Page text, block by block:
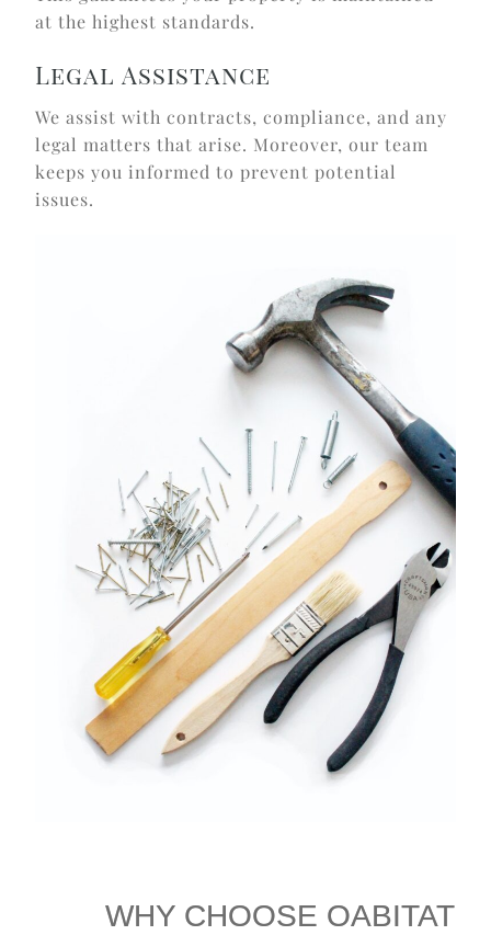
at the highest standards.
Legal Assistance
We assist with contracts, compliance, and any
legal matters that arise. Moreover, our team
keeps you informed to prevent potential
issues.
WHY CHOOSE OABITAT